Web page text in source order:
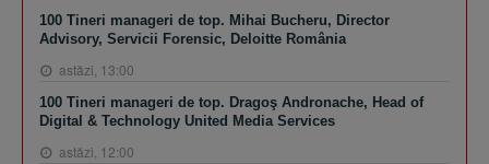
100 Tineri manageri de top. Mihai Bucheru, Director
Advisory, Servicii Forensic, Deloitte România
astăzi, 13:00
100 Tineri manageri de top. Dragoş Andronache, Head of
Digital & Technology United Media Services
astăzi, 12:00